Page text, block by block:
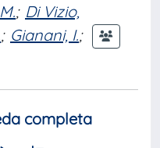
; Di Vizio,
; Gianani, I.;
completa